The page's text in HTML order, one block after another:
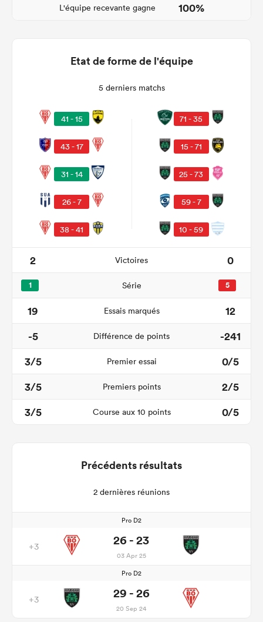
L'équipe recevante gagne 100%
Etat de forme de l'équipe
5 derniers matchs
41 - 15
43 - 17
31 - 14
26 - 7
38 - 41
71 - 35
15 - 71
25 - 73
59 - 7
10 - 59
2 Victoires 0
1 Série 5
19 Essais marqués
12
-5
Différence de points
-241
3/5
Premier essai
0/5
3/5
Premiers points
2/5
3/5
Course aux 10 points 0/5
Précédents résultats
2 dernières réunions
Pro D2
+3 26 - 23
03 Apr 25
Pro D2
+3 29 - 26
20 Sep 24